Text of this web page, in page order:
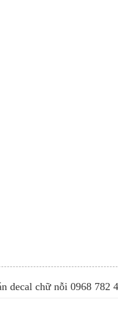
decal chữ nỗi 0968 782